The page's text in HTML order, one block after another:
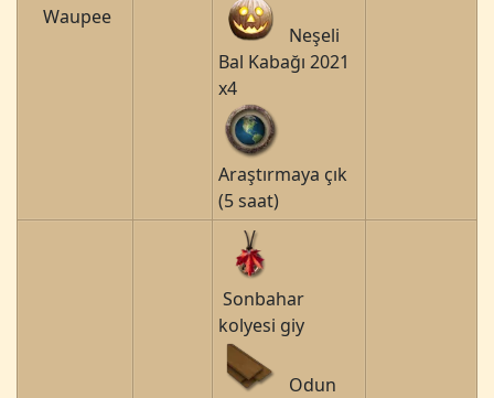
Waupee
Neşeli
Bal Kabağı 2021
x4
Araştırmaya çık
(5 saat)
Sonbahar
kolyesi giy
Odun